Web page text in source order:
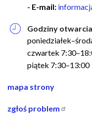
- E-mail:
Godziny
czwartek
piątek 7:30–13:00
nawigacja
stopce
mapa strony
zgłoś problem